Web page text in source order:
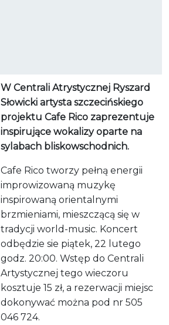
W Centrali Atrystycznej Ryszard
Słowicki artysta szczecińskiego
projektu Cafe Rico zaprezentuje
inspirujące wokalizy oparte na
sylabach bliskowschodnich.
Cafe Rico tworzy pełną energii
improwizowaną muzykę
inspirowaną orientalnymi
brzmieniami, mieszczącą się w
tradycji world-music. Koncert
odbędzie sie piątek, 22 lutego
godz. 20:00. Wstęp do Centrali
Artystycznej tego wieczoru
kosztuje 15 zł, a rezerwacji miejsc
dokonywać można pod nr 505
046 724.